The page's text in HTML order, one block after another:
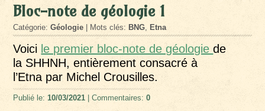
Bloc-note de géologie 1
Catégorie:Géologie | Mots clés: BNG, Etna
Voici le premier bloc-note de géologiede
la SHHNH, entièrement consacré à
l’Etna par Michel Crousilles.
Publié le:10/03/2021 | Commentaires:0